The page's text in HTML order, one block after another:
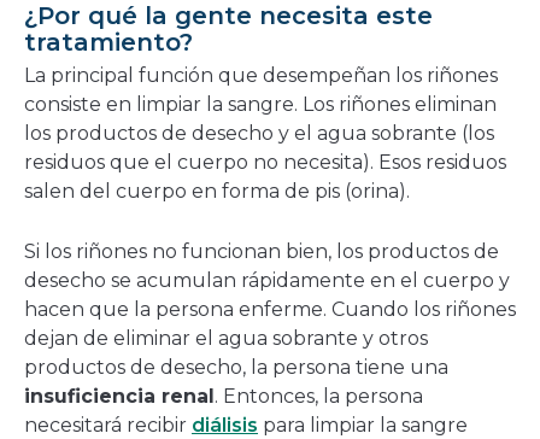
¿Por qué la gente necesita este
tratamiento?
La principal función que desempeñan los riñones
consiste en limpiar la sangre. Los riñones eliminan
los productos de desecho y el agua sobrante (los
residuos que el cuerpo no necesita). Esos residuos
salen del cuerpo en forma de pis (orina).
Si los riñones no funcionan bien, los productos de
desecho se acumulan rápidamente en el cuerpo y
hacen que la persona enferme. Cuando los riñones
dejan de eliminar el agua sobrante y otros
productos de desecho, la persona tiene una
insuficiencia renal . Entonces, la persona
necesitará recibir diálisis para limpiar la sangre